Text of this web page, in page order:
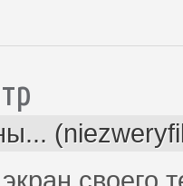
своего